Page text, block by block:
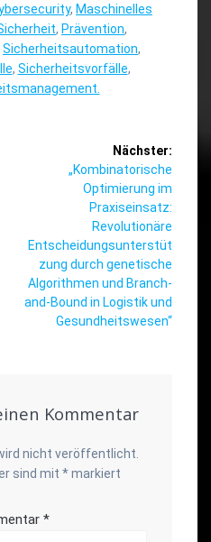
, Maschinelles
, Prävention,
Sicherheitsautomation,
, Sicherheitsvorfälle,
Nächster:
Nächster
Beitrag:
„Kombinatorische
Optimierung im
Praxiseinsatz:
Revolutionäre
Entscheidungsunterstüt
zung durch genetische
Algorithmen und Branch-
and-Bound in Logistik und
Gesundheitswesen“
Kommentar
nicht veröffentlicht.
sind mit *markiert
*